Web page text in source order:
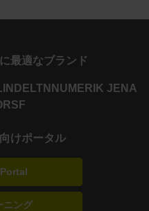
最適なブランド
LTN NUMERIK JENA
RSF
けポータル
ニング